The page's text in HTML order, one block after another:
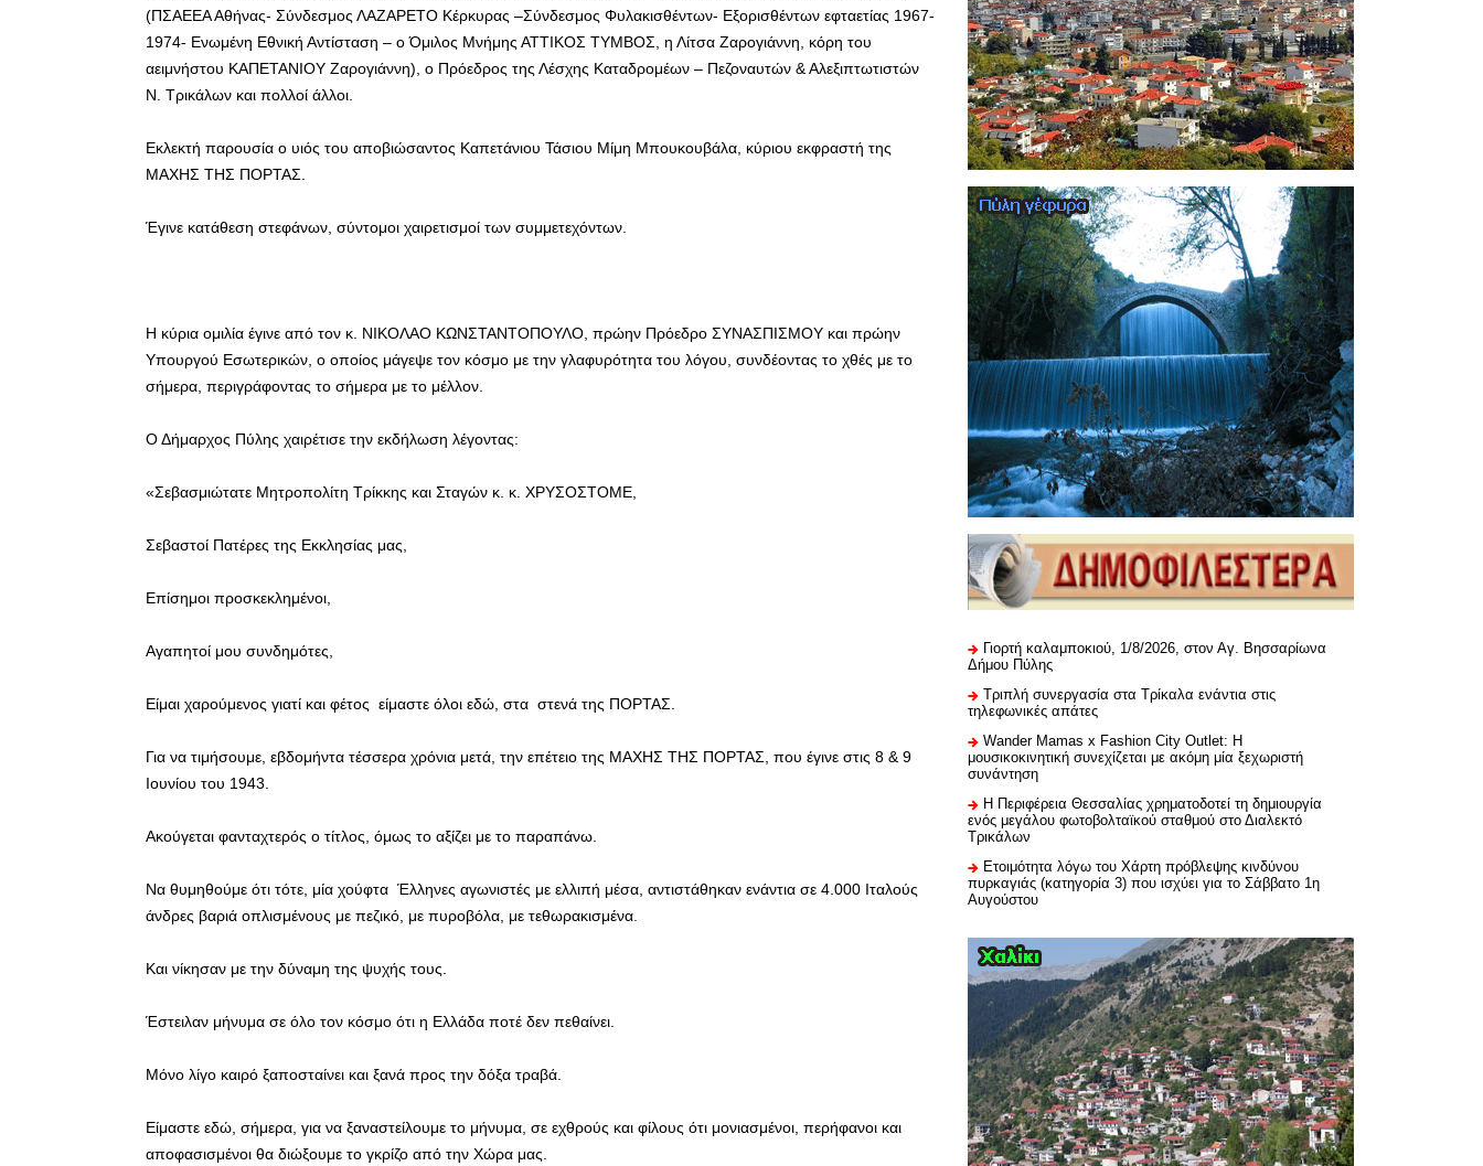
(ΠΣΑΕΕΑ Αθήνας- Σύνδεσμος ΛΑΖΑΡΕΤΟ Κέρκυρας –Σύνδεσμος Φυλακισθέντων- Εξορισθέντων εφταετίας 1967-
1974- Ενωμένη Εθνική Αντίσταση – ο Όμιλος Μνήμης ΑΤΤΙΚΟΣ ΤΥΜΒΟΣ, η Λίτσα Ζαρογιάννη, κόρη του
αειμνήστου ΚΑΠΕΤΑΝΙΟΥ Ζαρογιάννη), ο Πρόεδρος της Λέσχης Καταδρομέων – Πεζοναυτών & Αλεξιπτωτιστών
Ν. Τρικάλων και πολλοί άλλοι.
Εκλεκτή παρουσία ο υιός του αποβιώσαντος Καπετάνιου Τάσιου Μίμη Μπουκουβάλα, κύριου εκφραστή της
ΜΑΧΗΣ ΤΗΣ ΠΟΡΤΑΣ.
Έγινε κατάθεση στεφάνων, σύντομοι χαιρετισμοί των συμμετεχόντων.
Η κύρια ομιλία έγινε από τον κ. ΝΙΚΟΛΑΟ ΚΩΝΣΤΑΝΤΟΠΟΥΛΟ, πρώην Πρόεδρο ΣΥΝΑΣΠΙΣΜΟΥ και πρώην
Υπουργού Εσωτερικών, ο οποίος μάγεψε τον κόσμο με την γλαφυρότητα του λόγου, συνδέοντας το χθές με το
σήμερα, περιγράφοντας το σήμερα με το μέλλον.
Ο Δήμαρχος Πύλης χαιρέτισε την εκδήλωση λέγοντας:
«Σεβασμιώτατε Μητροπολίτη Τρίκκης και Σταγών κ. κ. ΧΡΥΣΟΣΤΟΜΕ,
Σεβαστοί Πατέρες της Εκκλησίας μας,
Επίσημοι προσκεκλημένοι,
Αγαπητοί μου συνδημότες,
Είμαι χαρούμενος γιατί και φέτος είμαστε όλοι εδώ, στα στενά της ΠΟΡΤΑΣ.
Για να τιμήσουμε, εβδομήντα τέσσερα χρόνια μετά, την επέτειο της ΜΑΧΗΣ ΤΗΣ ΠΟΡΤΑΣ, που έγινε στις 8 & 9
Ιουνίου του 1943.
Ακούγεται φανταχτερός ο τίτλος, όμως το αξίζει με το παραπάνω.
Να θυμηθούμε ότι τότε, μία χούφτα Έλληνες αγωνιστές με ελλιπή μέσα, αντιστάθηκαν ενάντια σε 4.000 Ιταλούς
άνδρες βαριά οπλισμένους με πεζικό, με πυροβόλα, με τεθωρακισμένα.
Και νίκησαν με την δύναμη της ψυχής τους.
Έστειλαν μήνυμα σε όλο τον κόσμο ότι η Ελλάδα ποτέ δεν πεθαίνει.
Μόνο λίγο καιρό ξαποσταίνει και ξανά προς την δόξα τραβά.
Είμαστε εδώ, σήμερα, για να ξαναστείλουμε το μήνυμα, σε εχθρούς και φίλους ότι μονιασμένοι, περήφανοι και
αποφασισμένοι θα διώξουμε το γκρίζο από την Χώρα μας.
Γιορτή καλαμποκιού, 1/8/2026, στον Αγ. Βησσαρίωνα
Δήμου Πύλης
Τριπλή συνεργασία στα Τρίκαλα ενάντια στις
τηλεφωνικές απάτες
Wander Mamas x Fashion City Outlet: Η
μουσικοκινητική συνεχίζεται με ακόμη μία ξεχωριστή
συνάντηση
H Περιφέρεια Θεσσαλίας χρηματοδοτεί τη δημιουργία
ενός μεγάλου φωτοβολταϊκού σταθμού στο Διαλεκτό
Τρικάλων
Ετοιμότητα λόγω του Χάρτη πρόβλεψης κινδύνου
πυρκαγιάς (κατηγορία 3) που ισχύει για το Σάββατο 1η
Αυγούστου